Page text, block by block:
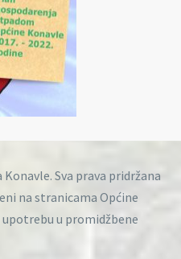
Sva prava pridržana
na stranicama Općine
u promidžbene